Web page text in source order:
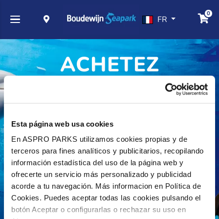
Esta página web usa cookies
En ASPRO PARKS utilizamos cookies propias y de
terceros para fines analíticos y publicitarios, recopilando
información estadística del uso de la página web y
ofrecerte un servicio más personalizado y publicidad
acorde a tu navegación. Más informacion en Política de
Cookies. Puedes aceptar todas las cookies pulsando el
botón Aceptar o configurarlas o rechazar su uso en
FR
0
ACHETEZ
Billet parc daté
Billet daté – à prix réduit !